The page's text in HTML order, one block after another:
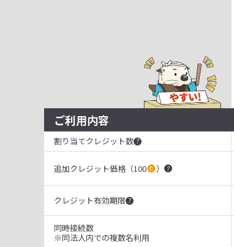
ご利用内容
割り当てクレジット数 ?
追加クレジット価格（100 ） ?
クレジット有効期限 ?
同時接続数
※同法人内での複数名利用